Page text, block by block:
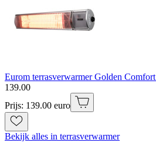
Eurom terrasverwarmer Golden
139.00
Prijs: 139.00 euro
Bekijk alles in terrasverwarmer